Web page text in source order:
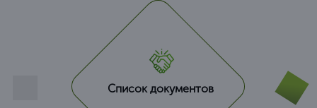
Список документов